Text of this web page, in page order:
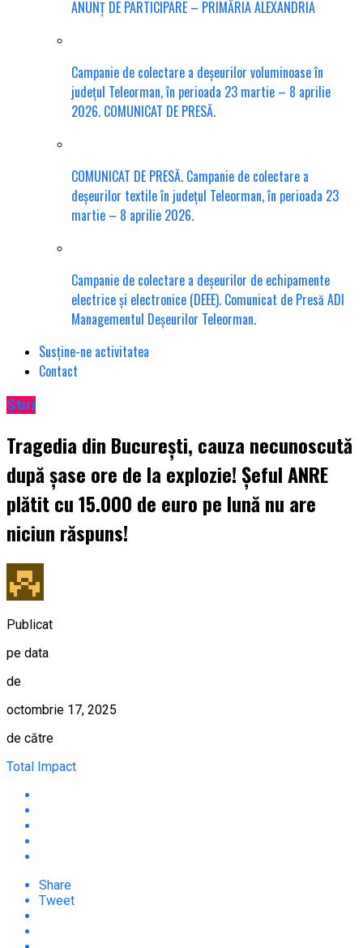
ANUNȚ DE PARTICIPARE – PRIMĂRIA ALEXANDRIA
Campanie de colectare a deșeurilor voluminoase în
județul Teleorman, în perioada 23 martie – 8 aprilie
2026. COMUNICAT DE PRESĂ.
COMUNICAT DE PRESĂ. Campanie de colectare a
deșeurilor textile în județul Teleorman, în perioada 23
martie – 8 aprilie 2026.
Campanie de colectare a deșeurilor de echipamente
electrice și electronice (DEEE). Comunicat de Presă ADI
Managementul Deșeurilor Teleorman.
Susține-ne activitatea
Contact
Știri
Tragedia din București, cauza necunoscută
după șase ore de la explozie! Șeful ANRE
plătit cu 15.000 de euro pe lună nu are
niciun răspuns!
Publicat
pe data
de
octombrie 17, 2025
de către
Total Impact
Share
Tweet